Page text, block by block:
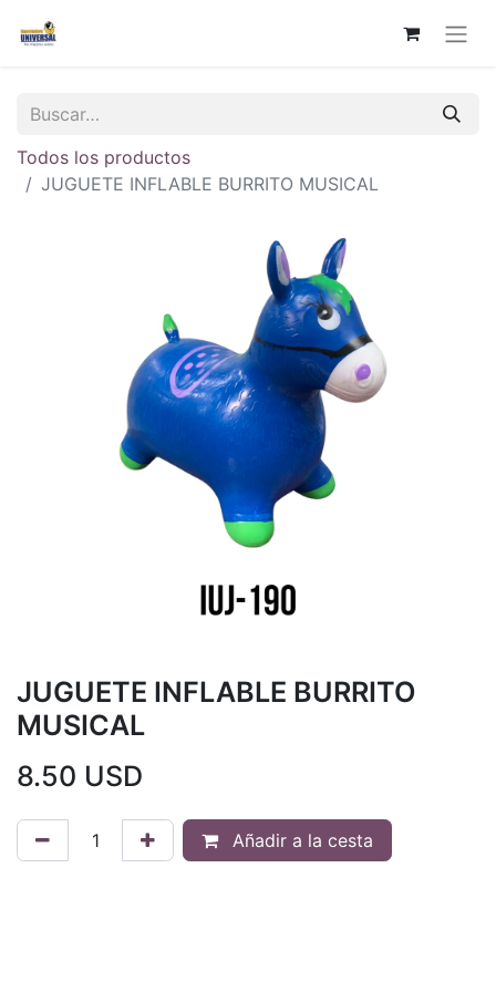
Todos los productos
JUGUETE INFLABLE BURRITO MUSICAL
JUGUETE INFLABLE BURRITO
MUSICAL
8.50 USD
Añadir a la cesta